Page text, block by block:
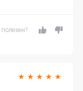
★ ★ ★ ★ ★